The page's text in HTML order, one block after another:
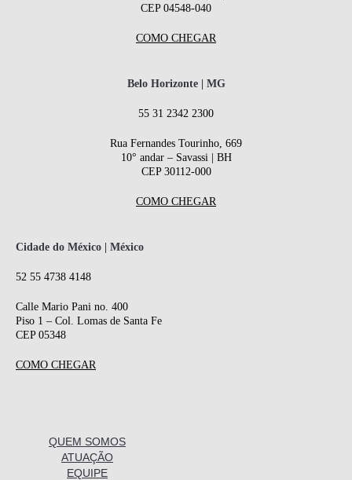
CEP 04548-040
COMO CHEGAR
Belo Horizonte | MG
55 31 2342 2300
Rua Fernandes Tourinho, 669
10° andar – Savassi | BH
CEP 30112-000
COMO CHEGAR
Cidade do México | México
52 55 4738 4148
Calle Mario Pani no. 400
Piso 1 – Col. Lomas de Santa Fe
CEP 05348
COMO CHEGAR
QUEM SOMOS
ATUAÇÃO
EQUIPE